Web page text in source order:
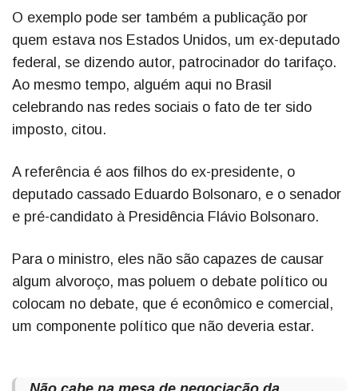
O exemplo pode ser também a publicação por
quem estava nos Estados Unidos, um ex-deputado
federal, se dizendo autor, patrocinador do tarifaço.
Ao mesmo tempo, alguém aqui no Brasil
celebrando nas redes sociais o fato de ter sido
imposto, citou.
A referência é aos filhos do ex-presidente, o
deputado cassado Eduardo Bolsonaro, e o senador
e pré-candidato à Presidência Flávio Bolsonaro.
Para o ministro, eles não são capazes de causar
algum alvoroço, mas poluem o debate político ou
colocam no debate, que é econômico e comercial,
um componente político que não deveria estar.